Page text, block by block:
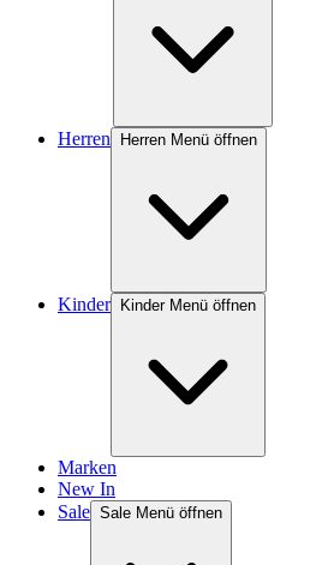
Herren Herren Menü öffnen
Kinder Kinder Menü öffnen
Marken
New In
Sale Sale Menü öffnen